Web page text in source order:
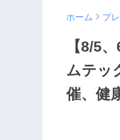
ホーム プ
【8/5
ムテッ
催、健